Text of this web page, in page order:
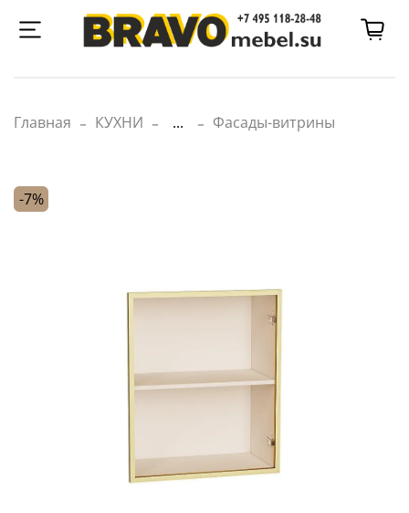
Главная КУХНИ ... Фасады-витрины
-7%